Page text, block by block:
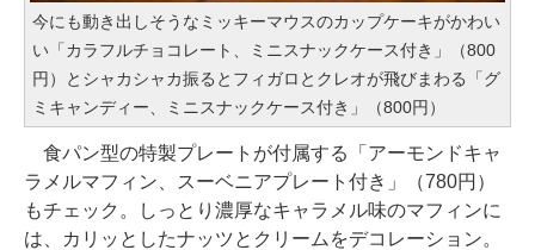
今にも動き出しそうなミッキーマウスのカップケーキがかわい
い「カラフルチョコレート、ミニスナックケース付き」（800
円）とシャカシャカ振るとフィガロとクレオが飛びまわる「グ
ミキャンディー、ミニスナックケース付き」（800円）
食パン型の特製プレートが付属する「アーモンドキャ
ラメルマフィン、スーベニアプレート付き」（780円）
もチェック。しっとり濃厚なキャラメル味のマフィンに
は、カリッとしたナッツとクリームをデコレーション。